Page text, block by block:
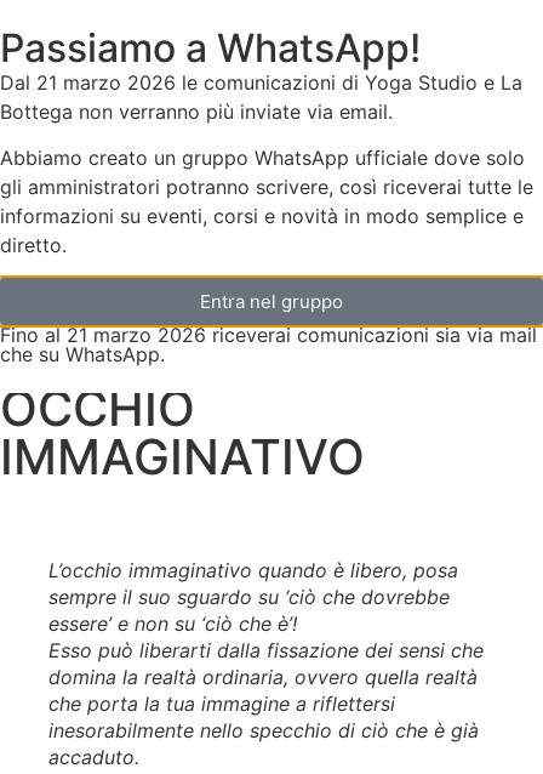
20 Luglio 2023
MEDITAZIONE PER
SVILUPPARE UN
OCCHIO
IMMAGINATIVO
L’occhio immaginativo quando è libero, posa
sempre il suo sguardo su ‘ciò che dovrebbe
essere’ e non su ‘ciò che è’!
Esso può liberarti dalla fissazione dei sensi che
domina la realtà ordinaria, ovvero quella realtà
che porta la tua immagine a riflettersi
inesorabilmente nello specchio di ciò che è già
accaduto.
Passiamo a WhatsApp!
Dal 21 marzo 2026 le comunicazioni di Yoga Studio e La
Bottega non verranno più inviate via email.
Abbiamo creato un gruppo WhatsApp ufficiale dove solo
gli amministratori potranno scrivere, così riceverai tutte le
informazioni su eventi, corsi e novità in modo semplice e
diretto.
Entra nel gruppo
Fino al 21 marzo 2026 riceverai comunicazioni sia via mail
che su WhatsApp.